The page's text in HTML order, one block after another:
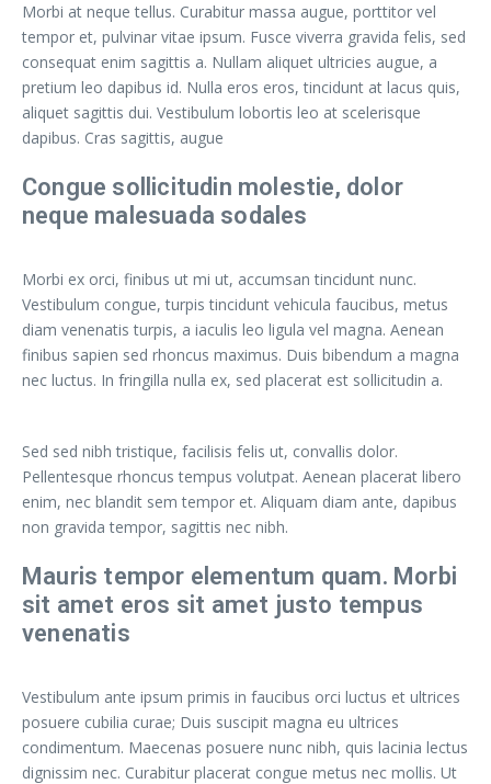
Morbi at neque tellus. Curabitur massa augue, porttitor vel
tempor et, pulvinar vitae ipsum. Fusce viverra gravida felis, sed
consequat enim sagittis a. Nullam aliquet ultricies augue, a
pretium leo dapibus id. Nulla eros eros, tincidunt at lacus quis,
aliquet sagittis dui. Vestibulum lobortis leo at scelerisque
dapibus. Cras sagittis, augue
Congue sollicitudin molestie, dolor
neque malesuada sodales
Morbi ex orci, finibus ut mi ut, accumsan tincidunt nunc.
Vestibulum congue, turpis tincidunt vehicula faucibus, metus
diam venenatis turpis, a iaculis leo ligula vel magna. Aenean
finibus sapien sed rhoncus maximus. Duis bibendum a magna
nec luctus. In fringilla nulla ex, sed placerat est sollicitudin a.
Sed sed nibh tristique, facilisis felis ut, convallis dolor.
Pellentesque rhoncus tempus volutpat. Aenean placerat libero
enim, nec blandit sem tempor et. Aliquam diam ante, dapibus
non gravida tempor, sagittis nec nibh.
Mauris tempor elementum quam. Morbi
sit amet eros sit amet justo tempus
venenatis
Vestibulum ante ipsum primis in faucibus orci luctus et ultrices
posuere cubilia curae; Duis suscipit magna eu ultrices
condimentum. Maecenas posuere nunc nibh, quis lacinia lectus
dignissim nec. Curabitur placerat congue metus nec mollis. Ut